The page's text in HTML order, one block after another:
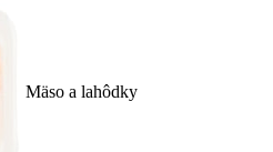
Mäso a lahôdky